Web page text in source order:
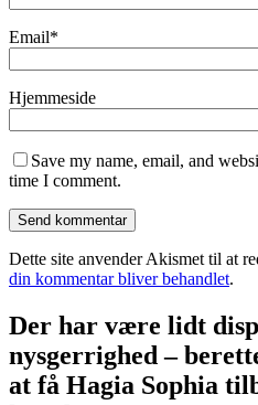
Email*
Hjemmeside
Save my name, email, and
time I comment.
Dette site anvender Akismet til at
din kommentar bliver behandlet.
Der har være lidt
nysgerrighed –
at få Hagia Sophia